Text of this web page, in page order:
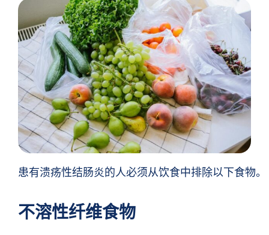
患有溃疡性结肠炎的人必须从饮食中排除以下食物。
不溶性纤维食物